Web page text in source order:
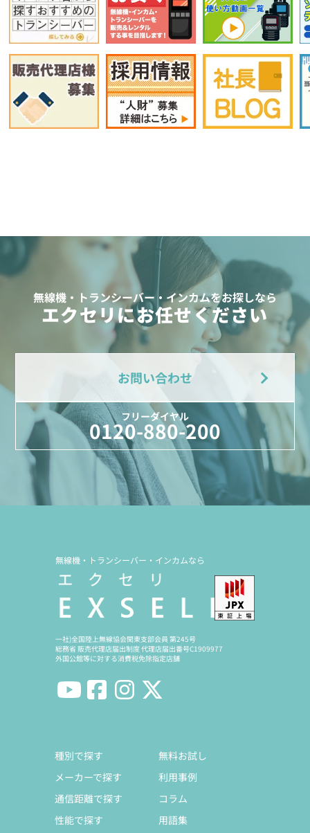
無線機・トランシーバー・インカムをお探しなら
エクセリにお任せください
お問い合わせ
フリーダイヤル
0120-880-200
無線機・トランシーバー・インカムなら
一社)全国陸上無線協会関東支部会員 第245号
総務省 販売代理店届出制度 代理店届出番号C1909977
外国公館等に対する消費税免除指定店舗
種別で探す
メーカーで探す
通信距離で探す
性能で探す
無料お試し
利用事例
コラム
用語集